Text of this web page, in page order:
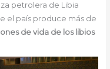
petrolera de Libia
el país produce más de
de vida de los libios